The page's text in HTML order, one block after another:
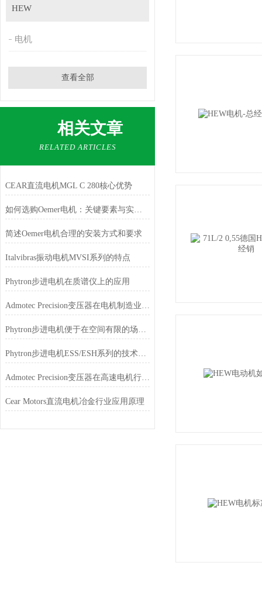
HEW
电机
查看全部
相关文章
RELATED ARTICLES
CEAR直流电机MGL C 280核心优势
如何选购Oemer电机：关键要素与实用建议
简述Oemer电机合理的安装方式和要求
Italvibras振动电机MVSI系列的特点
Phytron步进电机在质谱仪上的应用
Admotec Precision变压器在电机制造业的应用
Phytron步进电机便于在空间有限的场合安装和使用
Phytron步进电机ESS/ESH系列的技术特点
Admotec Precision变压器在高速电机行业的应用特点
Cear Motors直流电机冶金行业应用原理